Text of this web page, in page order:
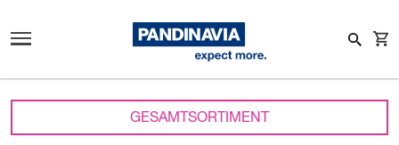
GESAMTSORTIMENT